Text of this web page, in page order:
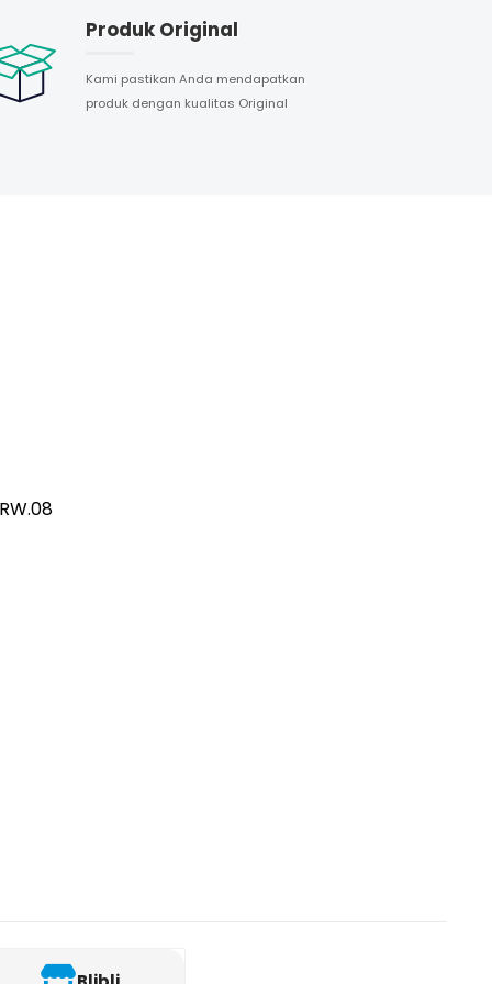
Produk Original
Kami pastikan Anda mendapatkan
produk dengan kualitas Original